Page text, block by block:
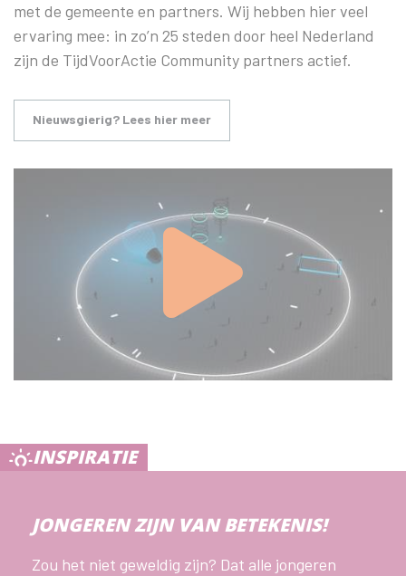
met de gemeente en partners. Wij hebben hier veel
ervaring mee: in zo’n 25 steden door heel Nederland
zijn de TijdVoorActie Community partners actief.
Nieuwsgierig? Lees hier meer
INSPIRATIE
JONGEREN ZIJN VAN BETEKENIS!
Zou het niet geweldig zijn? Dat alle jongeren